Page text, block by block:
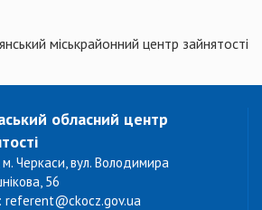
міськрайонний центр зайнятості
обласний центр
Черкаси, вул. Володимира
56
referent@ckocz.gov.ua